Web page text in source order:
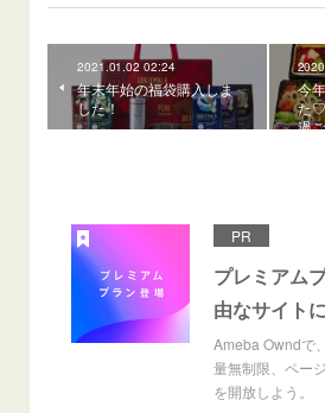
2021.01.02 02:24
年末年始の福袋購入しま
した！
今
た♡
過
PR
プレミアム
由なサイトに
Ameba Owndで
量無制限、ペー
を開放しよう。